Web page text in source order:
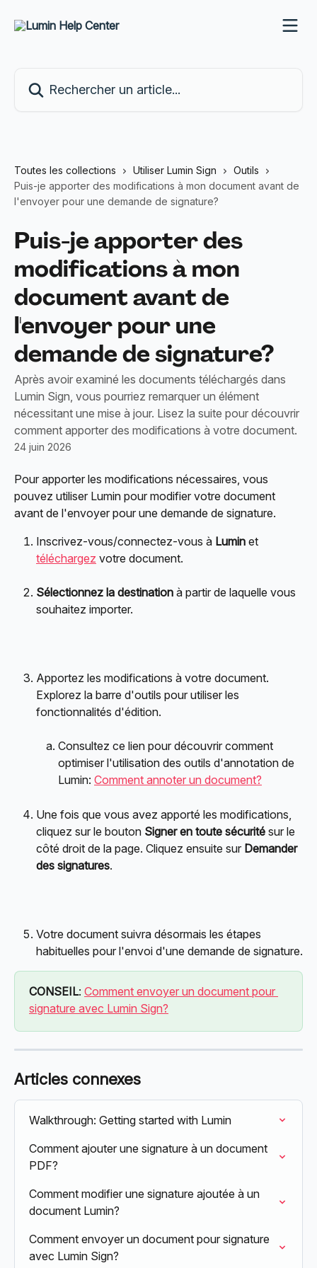
Toutes les collections Utiliser Lumin Sign
Outils
Puis-je apporter des modifications à mon document avant de
l'envoyer pour une demande de signature?
Puis-je apporter des
modifications à mon
document avant de
l'envoyer pour une
demande de signature?
Après avoir examiné les documents téléchargés dans
Lumin Sign, vous pourriez remarquer un élément
nécessitant une mise à jour. Lisez la suite pour découvrir
comment apporter des modifications à votre document.
24 juin 2026
Pour apporter les modifications nécessaires, vous
pouvez utiliser Lumin pour modifier votre document
avant de l'envoyer pour une demande de signature.
Inscrivez-vous/connectez-vous à Lumin et
téléchargez votre document.
Sélectionnez la destination à partir de laquelle vous
souhaitez importer.
Apportez les modifications à votre document.
Explorez la barre d'outils pour utiliser les
fonctionnalités d'édition.
Consultez ce lien pour découvrir comment
optimiser l'utilisation des outils d'annotation de
Lumin: Comment annoter un document?
Une fois que vous avez apporté les modifications,
cliquez sur le bouton Signer en toute sécurité sur le
côté droit de la page. Cliquez ensuite sur Demander
des signatures.
Votre document suivra désormais les étapes
habituelles pour l'envoi d'une demande de signature.
CONSEIL: Comment envoyer un document pour
signature avec Lumin Sign?
Articles connexes
Walkthrough: Getting started with Lumin
Comment ajouter une signature à un document
PDF?
Comment modifier une signature ajoutée à un
document Lumin?
Comment envoyer un document pour signature
avec Lumin Sign?